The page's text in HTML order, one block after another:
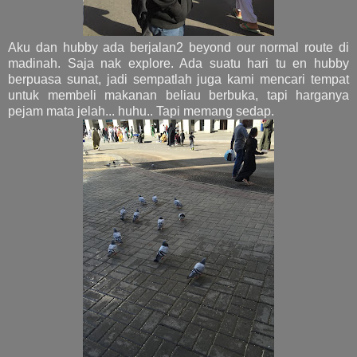
Aku dan hubby ada berjalan2 beyond our normal route di
madinah. Saja nak explore. Ada suatu hari tu en hubby
berpuasa sunat, jadi sempatlah juga kami mencari tempat
untuk membeli makanan beliau berbuka, tapi harganya
pejam mata jelah... huhu.. Tapi memang sedap.